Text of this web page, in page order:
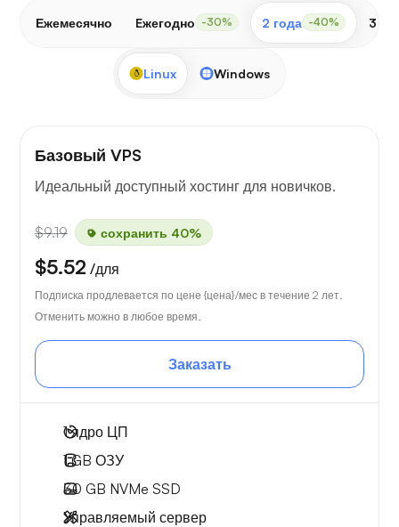
Ежемесячно Eжегодно -30% 2 года -40% 3
Linux Windows
Базовый VPS
Идеальный доступный хостинг для новичков.
$9.19 сохранить 40%
$5.52 /для
Подписка продлевается по цене {цена}/мес в течение 2 лет.
Отменить можно в любое время.
Заказать
1ядро ЦП
1 GB ОЗУ
30 GB NVMe SSD
Управляемый сервер